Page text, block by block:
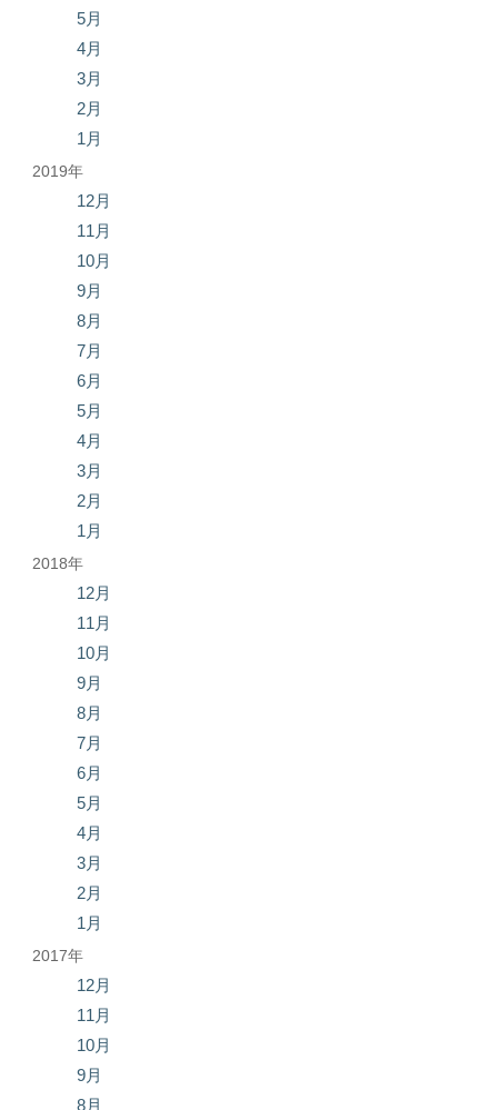
5月
4月
3月
2月
1月
2019年
12月
11月
10月
9月
8月
7月
6月
5月
4月
3月
2月
1月
2018年
12月
11月
10月
9月
8月
7月
6月
5月
4月
3月
2月
1月
2017年
12月
11月
10月
9月
8月